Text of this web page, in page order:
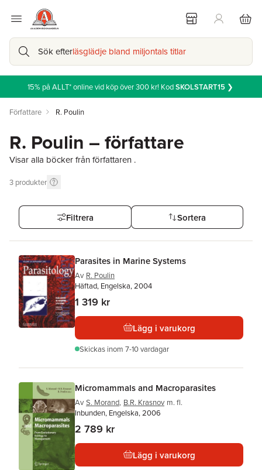
Sök efterläsglädje bland miljontals titlar
15% på ALLT* online vid köp över 300 kr! KodSKOLSTART15❯
Författare R. Poulin
R. Poulin – författare
Visar alla böcker från författaren .
3 produkter
Filtrera Sortera
Parasites in Marine Systems
Av R. Poulin
Häftad, Engelska, 2004
1 319 kr
Lägg i varukorg
Skickas inom 7-10 vardagar
Micromammals and Macroparasites
Av S. Morand, B.R. Krasnov m. fl.
Inbunden, Engelska, 2006
2 789 kr
Lägg i varukorg